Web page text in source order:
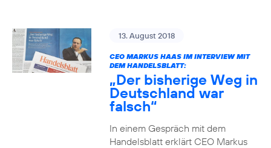
13. August 2018
CEO MARKUS HAAS IM INTERVIEW MIT
DEM HANDELSBLATT:
„Der bisherige Weg in
Deutschland war
falsch“
In einem Gespräch mit dem
Handelsblatt erklärt CEO Markus